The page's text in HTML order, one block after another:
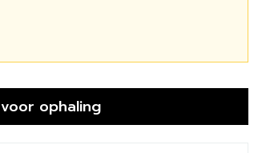
voor ophaling